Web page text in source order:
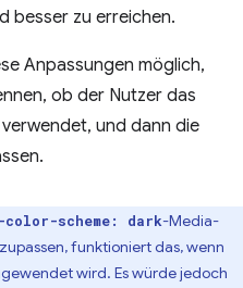
besser zu erreichen.
Anpassungen möglich,
ob der Nutzer das
und dann die
scheme: dark-Media-
funktioniert das, wenn
wird. Es würde jedoch